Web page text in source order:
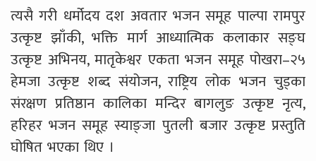
त्यसै गरी धर्मोदय दश अवतार भजन समूह पाल्पा रामपुर
उत्कृष्ट झाँकी, भक्ति मार्ग आध्यात्मिक कलाकार सङ्घ
उत्कृष्ट अभिनय, मातृकेश्वर एकता भजन समूह पोखरा–२५
हेमजा उत्कृष्ट शब्द संयोजन, राष्ट्रिय लोक भजन चुड्का
संरक्षण प्रतिष्ठान कालिका मन्दिर बागलुङ उत्कृष्ट नृत्य,
हरिहर भजन समूह स्याङ्जा पुतली बजार उत्कृष्ट प्रस्तुति
घोषित भएका थिए ।